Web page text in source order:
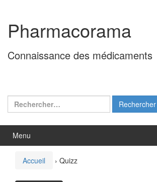
contenu
menu
principal
Pharmacorama
Connaissance des médicaments
Rechercher :
Menu
Accueil › Quizz